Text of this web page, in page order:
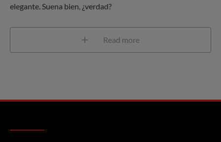
elegante. Suena bien, ¿verdad?
Read more